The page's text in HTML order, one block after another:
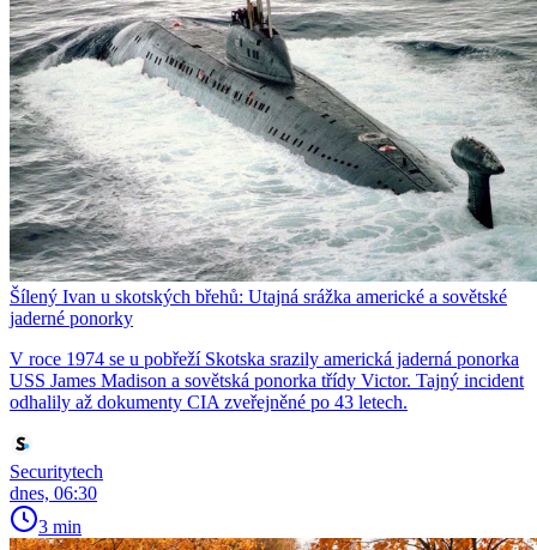
Šílený Ivan u skotských břehů: Utajná srážka americké a sovětské
jaderné ponorky
V roce 1974 se u pobřeží Skotska srazily americká jaderná ponorka
USS James Madison a sovětská ponorka třídy Victor. Tajný incident
odhalily až dokumenty CIA zveřejněné po 43 letech.
Securitytech
dnes, 06:30
3 min